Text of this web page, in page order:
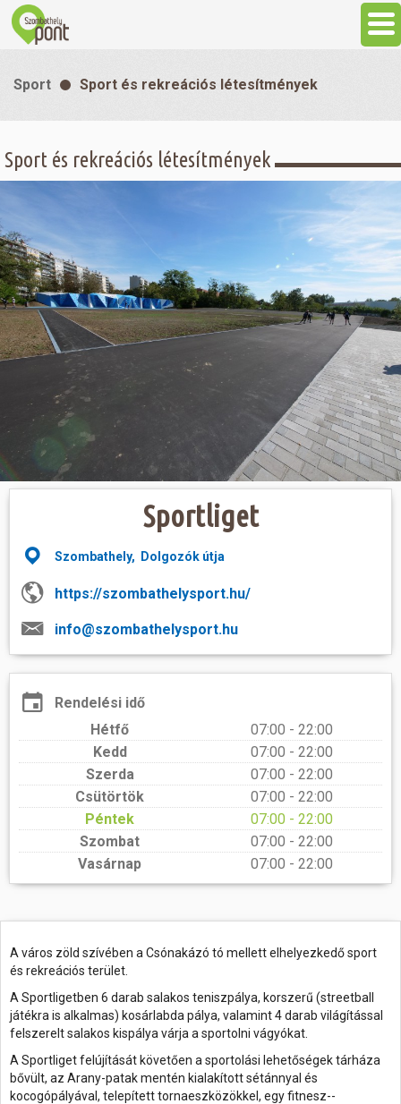
Látnivalók
Gasztronómia
Szállás
Sport
Szabadidő
Hasznos
Sport Sport és rekreációs létesítmények
Sport és rekreációs létesítmények
Sportliget
Szombathely, Dolgozók útja
https://szombathelysport.hu/
info@szombathelysport.hu
Rendelési idő
Hétfő
07:00 - 22:00
Kedd
07:00 - 22:00
Szerda
07:00 - 22:00
Csütörtök
07:00 - 22:00
Péntek
07:00 - 22:00
Szombat
07:00 - 22:00
Vasárnap
07:00 - 22:00
A város zöld szívében a Csónakázó tó mellett elhelyezkedő sport
és rekreációs terület.
A Sportligetben 6 darab salakos teniszpálya, korszerű (streetball
játékra is alkalmas) kosárlabda pálya, valamint 4 darab világítással
felszerelt salakos kispálya várja a sportolni vágyókat.
A Sportliget felújítását követően a sportolási lehetőségek tárháza
bővült, az Arany-patak mentén kialakított sétánnyal és
kocogópályával, telepített tornaeszközökkel, egy fitnesz-­